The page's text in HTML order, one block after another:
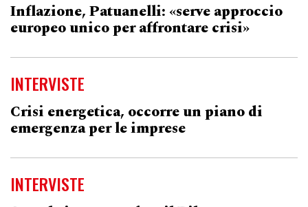
Inflazione, Patuanelli: «serve approccio
europeo unico per affrontare crisi»
INTERVISTE
Crisi energetica, occorre un piano di
emergenza per le imprese
INTERVISTE